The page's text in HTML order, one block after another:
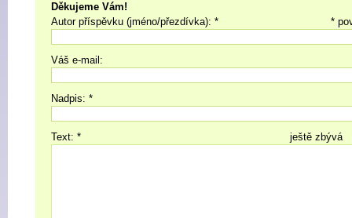
Děkujeme Vám!
*
Autor příspěvku (jméno/přezdívka): *
Váš e-mail:
Nadpis: *
ještě zbývá
Text: *